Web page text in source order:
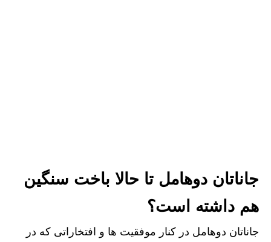
جاناتان دوهامل تا حالا باخت سنگین
هم داشته است؟
جاناتان دوهامل در کنار موفقیت ها و افتخاراتی که در